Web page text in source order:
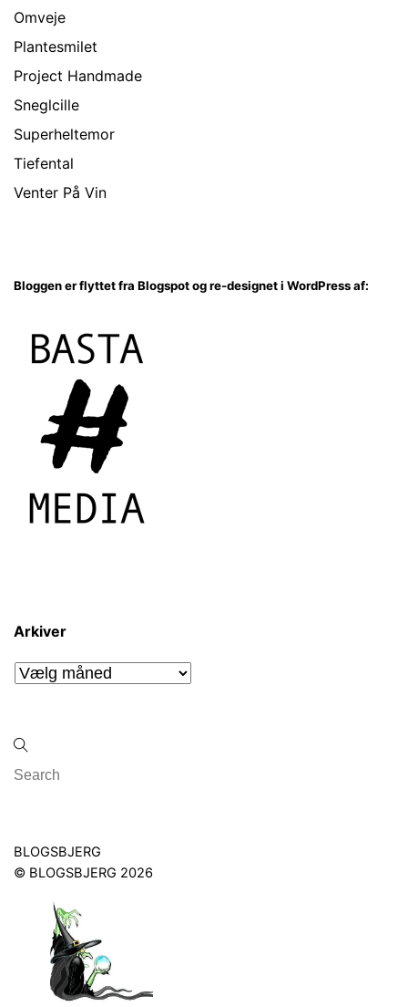
Omveje
Plantesmilet
Project Handmade
Sneglcille
Superheltemor
Tiefental
Venter På Vin
Bloggen er flyttet fra Blogspot og re-designet i WordPress af:
Arkiver
Arkiver
Back
To
BLOGSBJERG
© BLOGSBJERG 2026